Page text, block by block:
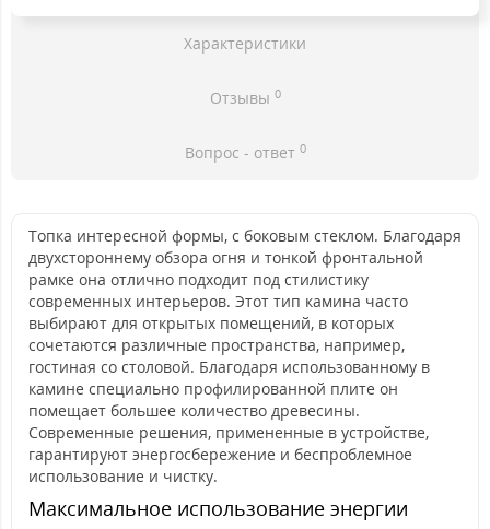
Характеристики
Отзывы 0
Вопрос - ответ 0
Топка интересной формы, с боковым стеклом. Благодаря
двухстороннему обзора огня и тонкой фронтальной
рамке она отлично подходит под стилистику
современных интерьеров. Этот тип камина часто
выбирают для открытых помещений, в которых
сочетаются различные пространства, например,
гостиная со столовой. Благодаря использованному в
камине специально профилированной плите он
помещает большее количество древесины.
Современные решения, примененные в устройстве,
гарантируют энергосбережение и беспроблемное
использование и чистку.
Максимальное использование энергии